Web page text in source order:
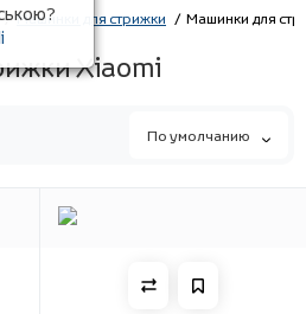
Машинки для стрижки Машинки для
Xiaomi
По умолчанию